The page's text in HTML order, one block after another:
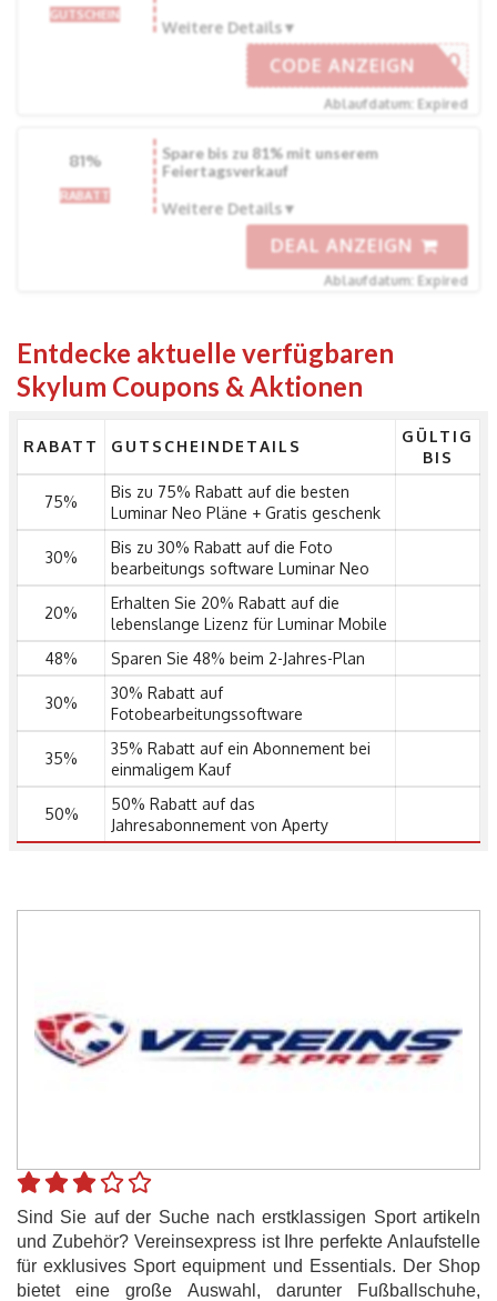
GUTSCHEIN
Weitere Details
TDDE10
CODE ANZEIGN
Ablaufdatum: Expired
81%
RABATT
Spare bis zu 81% mit unserem
Feiertagsverkauf
Weitere Details
DEAL ANZEIGN
Ablaufdatum: Expired
Entdecke aktuelle verfügbaren
Skylum Coupons & Aktionen
RABATT GUTSCHEINDETAILS
GÜLTIG
BIS
75%
Bis zu 75% Rabatt auf die besten
Luminar Neo Pläne + Gratis geschenk
30%
Bis zu 30% Rabatt auf die Foto
bearbeitungs software Luminar Neo
20%
Erhalten Sie 20% Rabatt auf die
lebenslange Lizenz für Luminar Mobile
48%
Sparen Sie 48% beim 2-Jahres-Plan
30%
30% Rabatt auf
Fotobearbeitungssoftware
35%
35% Rabatt auf ein Abonnement bei
einmaligem Kauf
50%
50% Rabatt auf das
Jahresabonnement von Aperty
Sind Sie auf der Suche nach erstklassigen Sport artikeln
und Zubehör? Vereinsexpress ist Ihre perfekte Anlaufstelle
für exklusives Sport equipment und Essentials. Der Shop
bietet eine große Auswahl, darunter Fußballschuhe,